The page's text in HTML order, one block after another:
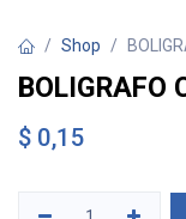
Shop
BOLIGRAFO
$ 0,15